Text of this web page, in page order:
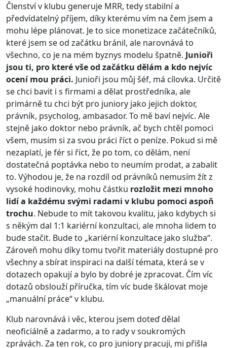
Členství v klubu generuje MRR, tedy stabilní a
předvídatelný příjem, díky kterému vím na čem jsem a
mohu lépe plánovat. Je to sice monetizace začátečníků,
které jsem se od začátku bránil, ale narovnává to
všechno, co je na mém byznys modelu špatně. Junioři
jsou ti, pro které vše od začátku dělám a kdo nejvíc
ocení mou práci. Junioři jsou můj šéf, má cílovka. Určitě
se chci bavit i s firmami a dělat prostředníka, ale
primárně tu chci být pro juniory jako jejich doktor,
právník, psycholog, ambasador. To mě baví nejvíc. Ale
stejně jako doktor nebo právník, ač bych chtěl pomoci
všem, musím si za svou práci říct o peníze. Pokud si mě
nezaplatí, je fér si říct, že po tom, co dělám, není
dostatečná poptávka nebo to neumím prodat, a zabalit
to. Výhodou je, že na rozdíl od právníků nemusím žít z
vysoké hodinovky, mohu částku rozložit mezi mnoho
lidí a každému svými radami v klubu pomoci aspoň
trochu. Nebude to mít takovou kvalitu, jako kdybych si
s někým dal 1:1 kariérní konzultaci, ale mnoha lidem to
bude stačit. Bude to „kariérní konzultace jako služba“.
Zároveň mohu díky tomu tvořit materiály dostupné pro
všechny a sbírat inspiraci na další témata, která se v
dotazech opakují a bylo by dobré je zpracovat. Čím víc
dotazů obslouží příručka, tím víc bude škálovat moje
„manuální práce“ v klubu.
Klub narovnává i věc, kterou jsem doteď dělal
neoficiálně a zadarmo, a to rady v soukromých
zprávách. Za ten rok, co pro juniory pracuji, mi přišla